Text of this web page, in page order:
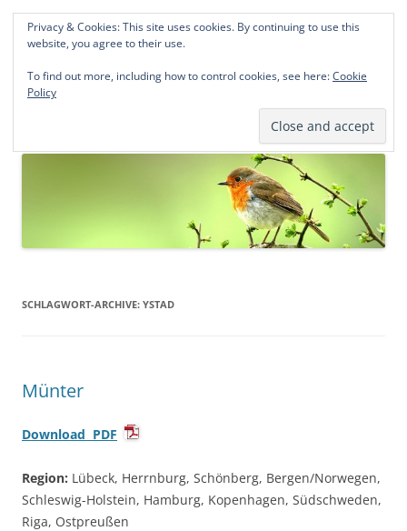
Norddeutsche Genealogien
Michael Kohlhaas und Jens Kirchhoff
springen
SCHLAGWORT-ARCHIVE: YSTAD
Münter
Download PDF
Region: Lübeck, Herrnburg, Schönberg, Bergen/Norwegen,
Schleswig-Holstein, Hamburg, Kopenhagen, Südschweden,
Riga, Ostpreußen
Privacy & Cookies: This site uses cookies. By continuing to use this
website, you agree to their use.
To find out more, including how to control cookies, see here:Cookie
Policy